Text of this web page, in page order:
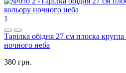
1
Тарілка обідня 27 см плоска
ночного неба
380 грн.